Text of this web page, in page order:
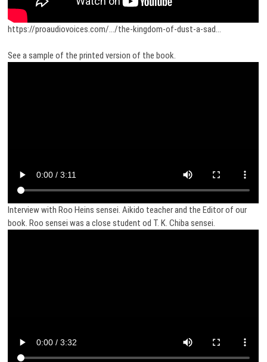
https://proaudiovoices.com/…/the-kingdom-of-dust-a-sad…
See a sample of the printed version of the book.
Interview with Roo Heins sensei. Aikido teacher and the Editor of our
book. Roo sensei was a close student od T. K. Chiba sensei.